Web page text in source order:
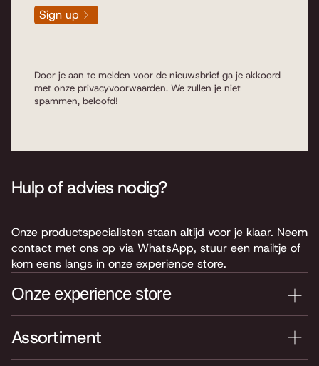
Sign up
Door je aan te melden voor de nieuwsbrief ga je akkoord
met onze privacyvoorwaarden. We zullen je niet
spammen, beloofd!
Assortiment
Hulp of advies nodig?
Onze productspecialisten staan altijd voor je klaar. Neem
contact met ons op via WhatsApp, stuur een mailtje of
kom eens langs in onze experience store.
Onze experience store
Je nieuwe instrument testen? Kom langs in onze winkel